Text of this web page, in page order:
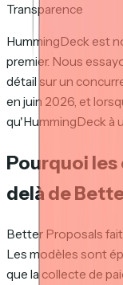
Transparence
HummingDeck est
premier. Nous
détail sur un
en juin 2026, et
qu'HummingDeck à
Pourquoi
delà de
Better Proposals
Les modèles sont
que la collecte de